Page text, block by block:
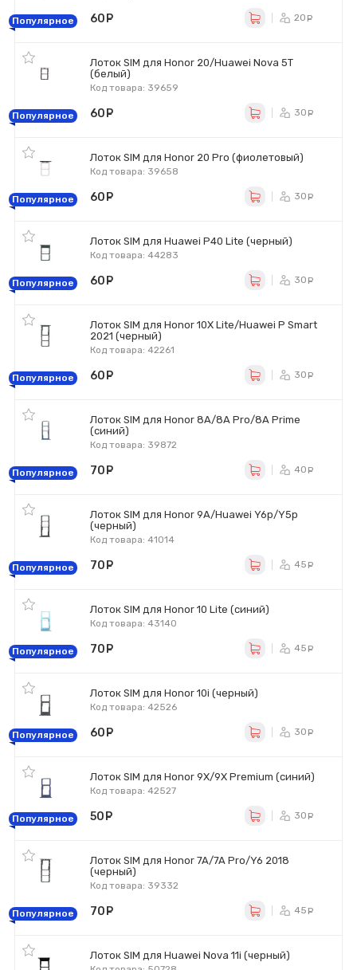
Популярное 60 20
Лоток SIM для Honor 20/Huawei Nova 5T
(белый)
Код товара: 39659
Популярное 60 30
Лоток SIM для Honor 20 Pro (фиолетовый)
Код товара: 39658
Популярное 60 30
Лоток SIM для Huawei P40 Lite (черный)
Код товара: 44283
Популярное 60 30
Лоток SIM для Honor 10X Lite/Huawei P Smart
2021 (черный)
Код товара: 42261
Популярное 60 30
Лоток SIM для Honor 8A/8A Pro/8A Prime
(синий)
Код товара: 39872
Популярное 70 40
Лоток SIM для Honor 9A/Huawei Y6p/Y5p
(черный)
Код товара: 41014
Популярное 70 45
Лоток SIM для Honor 10 Lite (синий)
Код товара: 43140
Популярное 70 45
Лоток SIM для Honor 10i (черный)
Код товара: 42526
Популярное 60 30
Лоток SIM для Honor 9X/9X Premium (синий)
Код товара: 42527
Популярное 50 30
Лоток SIM для Honor 7A/7A Pro/Y6 2018
(черный)
Код товара: 39332
Популярное 70 45
Лоток SIM для Huawei Nova 11i (черный)